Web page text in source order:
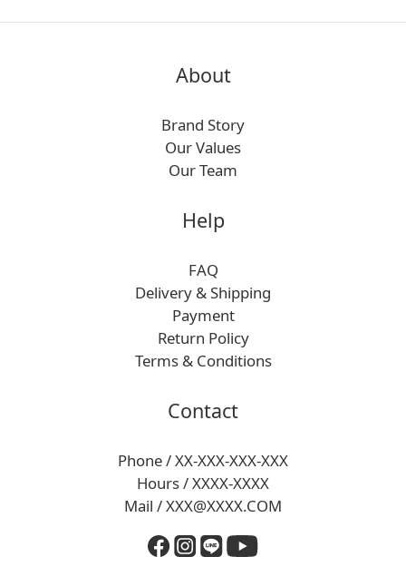
About
Brand Story
Our Values
Our Team
Help
FAQ
Delivery & Shipping
Payment
Return Policy
Terms & Conditions
Contact
Phone / XX-XXX-XXX-XXX
Hours / XXXX-XXXX
Mail / XXX@XXXX.COM